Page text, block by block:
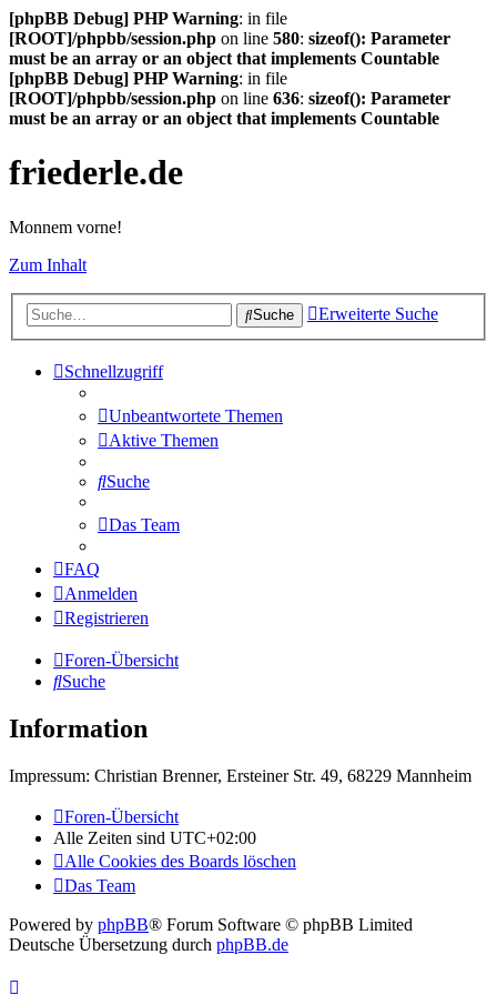
[phpBB Debug] PHP Warning: in file
[ROOT]/phpbb/session.php on line 580: sizeof(): Parameter
must be an array or an object that implements Countable
[phpBB Debug] PHP Warning: in file
[ROOT]/phpbb/session.php on line 636: sizeof(): Parameter
must be an array or an object that implements Countable
friederle.de
Monnem vorne!
Zum Inhalt
Suche Erweiterte Suche
Schnellzugriff
Unbeantwortete Themen
Aktive Themen
Suche
Das Team
FAQ
Anmelden
Registrieren
Foren-Übersicht
Suche
Information
Impressum: Christian Brenner, Ersteiner Str. 49, 68229 Mannheim
Foren-Übersicht
Alle Zeiten sind UTC+02:00
Alle Cookies des Boards löschen
Das Team
Powered by phpBB® Forum Software © phpBB Limited
Deutsche Übersetzung durch phpBB.de